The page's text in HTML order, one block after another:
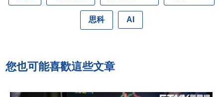
思科 AI
您也可能喜歡這些文章